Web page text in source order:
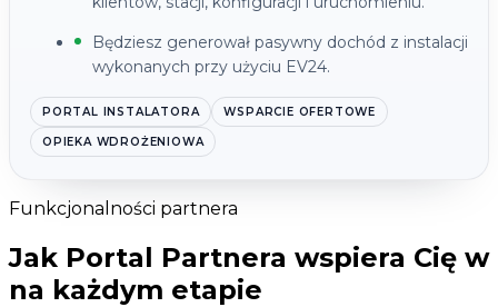
Będziesz generował pasywny dochód z instalacji
wykonanych przy użyciu EV24.
PORTAL INSTALATORA WSPARCIE OFERTOWE
OPIEKA WDROŻENIOWA
Funkcjonalności partnera
Jak Portal Partnera wspiera Cię w
na każdym etapie